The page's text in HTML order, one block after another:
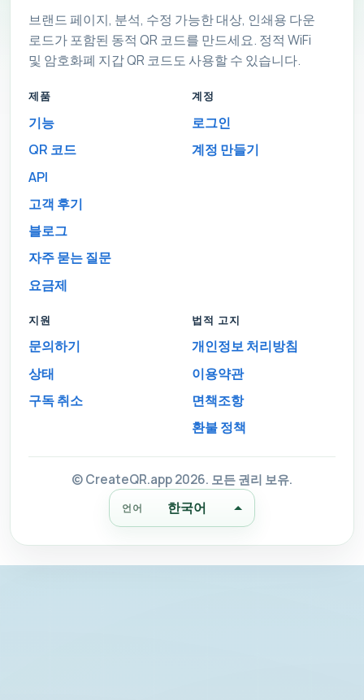
브랜드 페이지, 분석, 수정 가능한 대상, 인쇄용 다운
로드가 포함된 동적 QR 코드를 만드세요. 정적 WiFi
및 암호화폐 지갑 QR 코드도 사용할 수 있습니다.
제품
기능
QR 코드
API
고객 후기
블로그
자주 묻는 질문
요금제
계정
로그인
계정 만들기
지원
문의하기
상태
구독 취소
법적 고지
개인정보 처리방침
이용약관
면책조항
환불 정책
© CreateQR.app 2026. 모든 권리 보유.
언어 한국어